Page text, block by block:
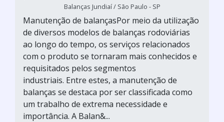
Balanças Jundiaí / São Paulo - SP
Manutenção de balançasPor meio da utilização
de diversos modelos de balanças rodoviárias
ao longo do tempo, os serviços relacionados
com o produto se tornaram mais conhecidos e
requisitados pelos segmentos
industriais. Entre estes, a manutenção de
balanças se destaca por ser classificada como
um trabalho de extrema necessidade e
importância. A Balan&...